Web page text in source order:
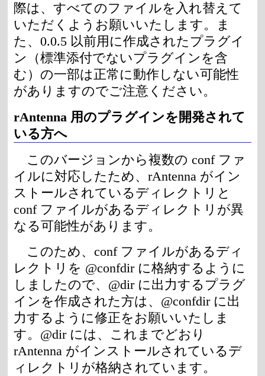
際は、すべてのファイルを入れ替えて
いただくようお願いいたします。ま
た、0.0.5 以前用に作成されたプラグイ
ン（標準添付でないプラグインを含
む）の一部は正常に動作しない可能性
がありますのでご注意ください。
rAntenna 用のプラグインを開発されて
いる方へ
このバージョンから複数の conf ファ
イルに対応したため、rAntenna がイン
ストールされているディレクトリと
conf ファイルがあるディレクトリが異
なる可能性があります。
このため、conf ファイルがあるディ
レクトリを @confdir に格納するように
しましたので、@dir に出力するプラグ
インを作成された方は、@confdir に出
力するように修正をお願いいたしま
す。@dir には、これまでどおり
rAntenna がインストールされているデ
ィレクトリが格納されています。